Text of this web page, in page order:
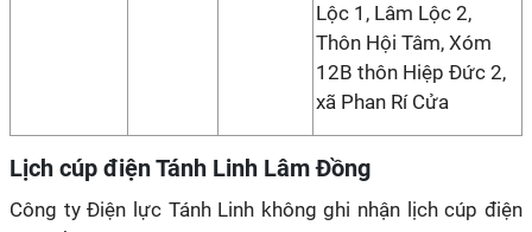
Lộc 1, Lâm Lộc 2,
Thôn Hội Tâm, Xóm
12B thôn Hiệp Đức 2,
xã Phan Rí Cửa
Lịch cúp điện Tánh Linh Lâm Đồng
Công ty Điện lực Tánh Linh không ghi nhận lịch cúp điện